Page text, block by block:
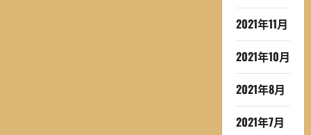
2021年11月
2021年10月
2021年8月
2021年7月